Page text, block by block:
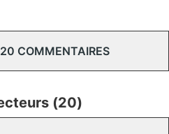
COMMENTAIRES
(20)